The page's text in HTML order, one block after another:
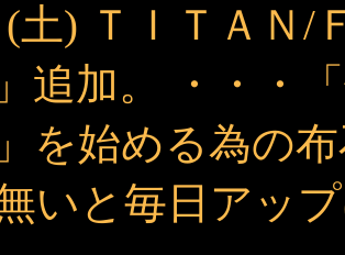
(土) ＴＩＴＡＮ
追加。 ・・・
を始める為の
いと毎日アッ